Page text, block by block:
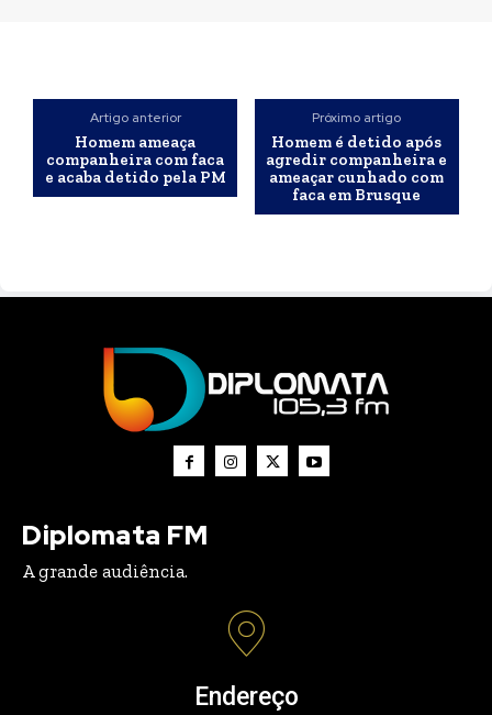
Artigo anterior
Homem ameaça
companheira com faca
e acaba detido pela PM
Próximo artigo
Homem é detido após
agredir companheira e
ameaçar cunhado com
faca em Brusque
Diplomata FM
A grande audiência.
Endereço